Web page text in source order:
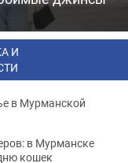
И
в Мурманской
в Мурманске
кошек